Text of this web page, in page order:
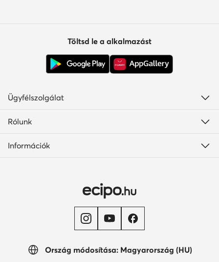
Ország módosítása: Magyarország (HU)
Töltsd le a alkalmazást
Ügyfélszolgálat
Rólunk
Információk